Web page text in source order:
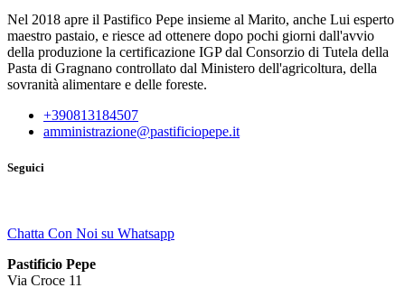
Nel 2018 apre il Pastifico Pepe insieme al Marito, anche Lui esperto
maestro pastaio, e riesce ad ottenere dopo pochi giorni dall'avvio
della produzione la certificazione IGP dal Consorzio di Tutela della
Pasta di Gragnano controllato dal Ministero dell'agricoltura, della
sovranità alimentare e delle foreste.
+390813184507
amministrazione@pastificiopepe.it
Seguici
Chatta Con Noi su Whatsapp
Pastificio Pepe
Via Croce 11